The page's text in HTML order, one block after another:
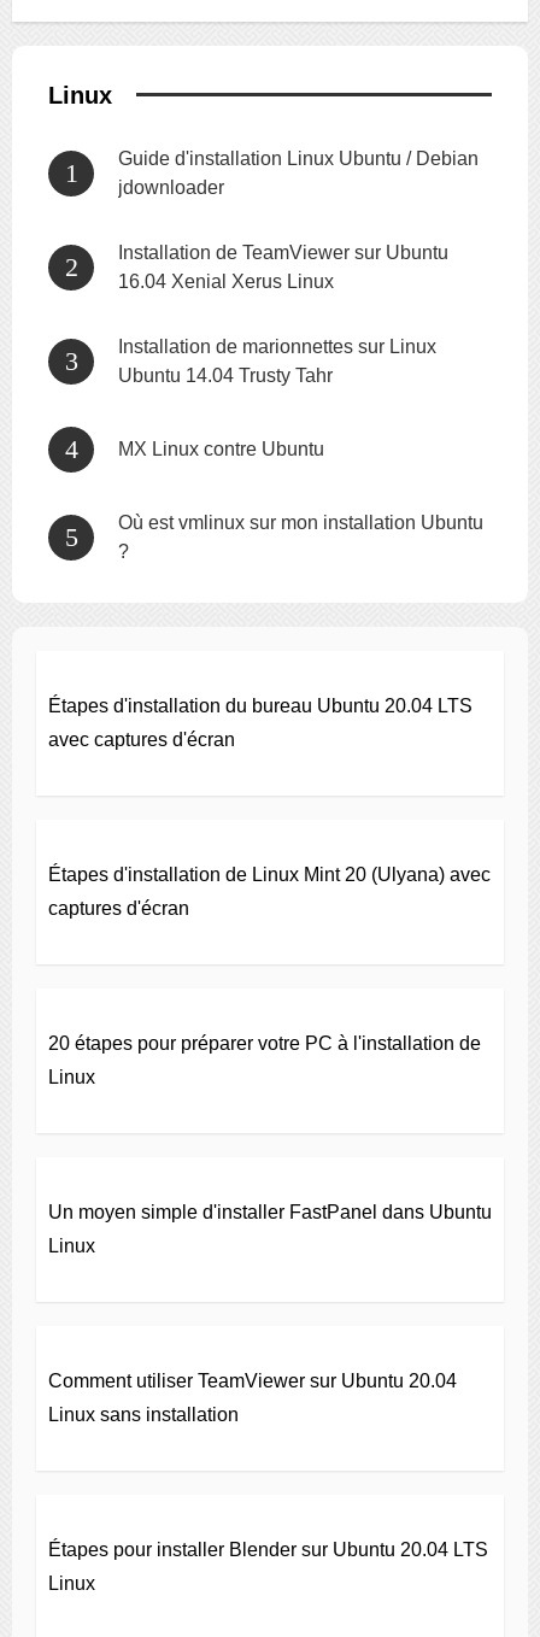
Linux
Guide d'installation Linux Ubuntu / Debian
jdownloader
Installation de TeamViewer sur Ubuntu
16.04 Xenial Xerus Linux
Installation de marionnettes sur Linux
Ubuntu 14.04 Trusty Tahr
MX Linux contre Ubuntu
Où est vmlinux sur mon installation Ubuntu
?
Étapes d'installation du bureau Ubuntu 20.04 LTS
avec captures d'écran
Étapes d'installation de Linux Mint 20 (Ulyana) avec
captures d'écran
20 étapes pour préparer votre PC à l'installation de
Linux
Un moyen simple d'installer FastPanel dans Ubuntu
Linux
Comment utiliser TeamViewer sur Ubuntu 20.04
Linux sans installation
Étapes pour installer Blender sur Ubuntu 20.04 LTS
Linux